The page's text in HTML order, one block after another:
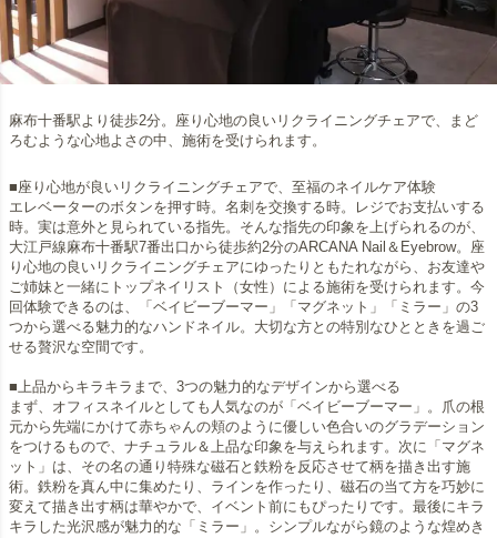
麻布十番駅より徒歩2分。座り心地の良いリクライニングチェアで、まど
ろむような心地よさの中、施術を受けられます。
■座り心地が良いリクライニングチェアで、至福のネイルケア体験
エレベーターのボタンを押す時。名刺を交換する時。レジでお支払いする
時。実は意外と見られている指先。そんな指先の印象を上げられるのが、
大江戸線麻布十番駅7番出口から徒歩約2分のARCANA Nail＆Eyebrow。座
り心地の良いリクライニングチェアにゆったりともたれながら、お友達や
ご姉妹と一緒にトップネイリスト（女性）による施術を受けられます。今
回体験できるのは、「ベイビーブーマー」「マグネット」「ミラー」の3
つから選べる魅力的なハンドネイル。大切な方との特別なひとときを過ご
せる贅沢な空間です。
■上品からキラキラまで、3つの魅力的なデザインから選べる
まず、オフィスネイルとしても人気なのが「ベイビーブーマー」。爪の根
元から先端にかけて赤ちゃんの頬のように優しい色合いのグラデーション
をつけるもので、ナチュラル＆上品な印象を与えられます。次に「マグネ
ット」は、その名の通り特殊な磁石と鉄粉を反応させて柄を描き出す施
術。鉄粉を真ん中に集めたり、ラインを作ったり、磁石の当て方を巧妙に
変えて描き出す柄は華やかで、イベント前にもぴったりです。最後にキラ
キラした光沢感が魅力的な「ミラー」。シンプルながら鏡のような煌めき